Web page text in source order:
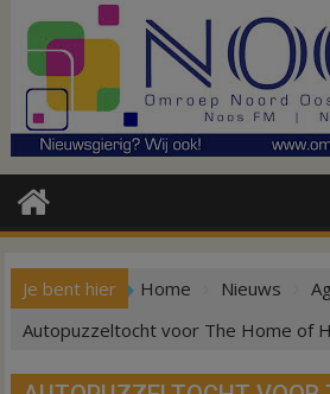
Je bent hier Home Nieuws
Autopuzzeltocht voor The Home of